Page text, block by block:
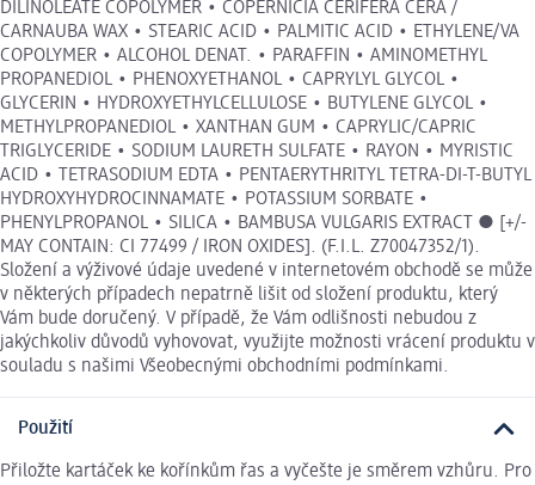
DILINOLEATE COPOLYMER • COPERNICIA CERIFERA CERA /
CARNAUBA WAX • STEARIC ACID • PALMITIC ACID • ETHYLENE/VA
COPOLYMER • ALCOHOL DENAT. • PARAFFIN • AMINOMETHYL
PROPANEDIOL • PHENOXYETHANOL • CAPRYLYL GLYCOL •
GLYCERIN • HYDROXYETHYLCELLULOSE • BUTYLENE GLYCOL •
METHYLPROPANEDIOL • XANTHAN GUM • CAPRYLIC/CAPRIC
TRIGLYCERIDE • SODIUM LAURETH SULFATE • RAYON • MYRISTIC
ACID • TETRASODIUM EDTA • PENTAERYTHRITYL TETRA-DI-T-BUTYL
HYDROXYHYDROCINNAMATE • POTASSIUM SORBATE •
PHENYLPROPANOL • SILICA • BAMBUSA VULGARIS EXTRACT ● [+/-
MAY CONTAIN: CI 77499 / IRON OXIDES]. (F.I.L. Z70047352/1).
Složení a výživové údaje uvedené v internetovém obchodě se může
v některých případech nepatrně lišit od složení produktu, který
Vám bude doručený. V případě, že Vám odlišnosti nebudou z
jakýchkoliv důvodů vyhovovat, využijte možnosti vrácení produktu v
souladu s našimi Všeobecnými obchodními podmínkami.
Použití
Přiložte kartáček ke kořínkům řas a vyčešte je směrem vzhůru. Pro